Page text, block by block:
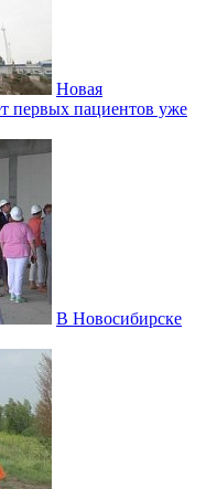
Новая
первых пациентов уже
В Новосибирске